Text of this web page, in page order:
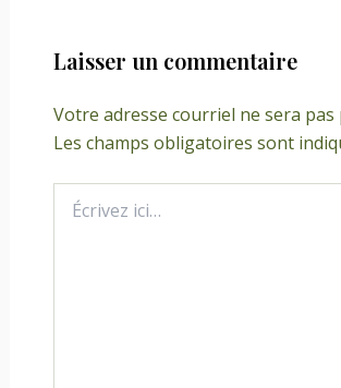
Laisser un commentaire
Votre adresse courriel ne sera pas
Les champs obligatoires sont
ici…